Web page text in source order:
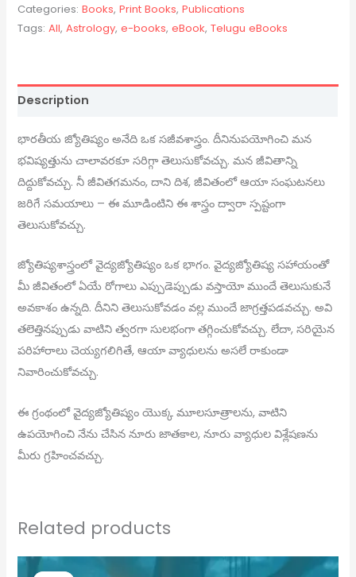
Categories:Books,Print Books,Publications
Tags:All,Astrology,e-books,eBook,Telugu eBooks
Description
భారతీయ జ్యోతిష్యం అనేది ఒక సజీవశాస్త్రం. దీనినుపయోగించి మన
భవిష్యత్తును చాలావరకూ సరిగ్గా తెలుసుకోవచ్చు. మన జీవితాన్ని
దిద్దుకోవచ్చు. నీ జీవితగమనం, దాని దిశ, జీవితంలో ఆయా సంఘటనలు
జరిగే సమయాలు – ఈ మూడింటిని ఈ శాస్త్రం ద్వారా స్పష్టంగా
తెలుసుకోవచ్చు.
జ్యోతిష్యశాస్త్రంలో వైద్యజ్యోతిష్యం ఒక భాగం. వైద్యజ్యోతిష్య సహాయంతో
మీ జీవితంలో ఏయే రోగాలు ఎప్పుడెప్పుడు వస్తాయో ముందే తెలుసుకునే
అవకాశం ఉన్నది. దీనిని తెలుసుకోవడం వల్ల ముందే జాగ్రత్తపడవచ్చు. అవి
తలెత్తినప్పుడు వాటిని త్వరగా సులభంగా తగ్గించుకోవచ్చు. లేదా, సరియైన
పరిహారాలు చెయ్యగలిగితే, ఆయా వ్యాధులను అసలే రాకుండా
నివారించుకోవచ్చు.
ఈ గ్రంథంలో వైద్యజ్యోతిష్యం యొక్క మూలసూత్రాలను, వాటిని
ఉపయోగించి నేను చేసిన నూరు జాతకాల, నూరు వ్యాధుల విశ్లేషణను
మీరు గ్రహించవచ్చు.
Related products
Original